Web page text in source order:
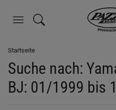
Startseite
Suche nach:
BJ: 01/1999 bis